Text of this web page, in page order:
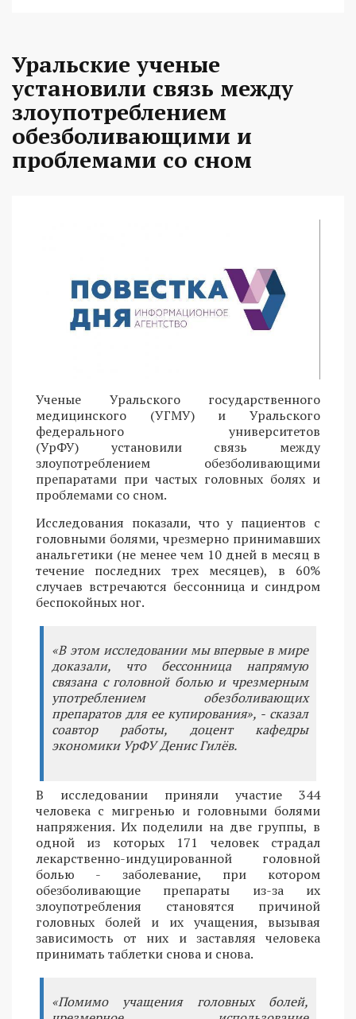
Уральские ученые
установили связь между
злоупотреблением
обезболивающими и
проблемами со сном
Ученые Уральского государственного
медицинского (УГМУ) и Уральского
федерального университетов
(УрФУ) установили связь между
злоупотреблением обезболивающими
препаратами при частых головных болях и
проблемами со сном.
Исследования показали, что у пациентов с
головными болями, чрезмерно принимавших
анальгетики (не менее чем 10 дней в месяц в
течение последних трех месяцев), в 60%
случаев встречаются бессонница и синдром
беспокойных ног.
«В этом исследовании мы впервые в мире
доказали, что бессонница напрямую
связана с головной болью и чрезмерным
употреблением обезболивающих
препаратов для ее купирования», - сказал
соавтор работы, доцент кафедры
экономики УрФУ Денис Гилёв.
В исследовании приняли участие 344
человека с мигренью и головными болями
напряжения. Их поделили на две группы, в
одной из которых 171 человек страдал
лекарственно-индуцированной головной
болью - заболевание, при котором
обезболивающие препараты из-за их
злоупотребления становятся причиной
головных болей и их учащения, вызывая
зависимость от них и заставляя человека
принимать таблетки снова и снова.
«Помимо учащения головных болей,